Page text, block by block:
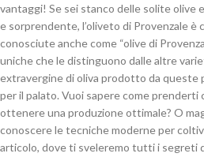
vantaggi! Se sei stanco delle solite olive
e sorprendente, l’oliveto di Provenzale
conosciute anche come “olive di
uniche che le distinguono dalle altre
extravergine di oliva prodotto da queste
per il palato. Vuoi sapere come prenderti
ottenere una produzione ottimale? O
conoscere le tecniche moderne per
articolo, dove ti sveleremo tutti i segreti